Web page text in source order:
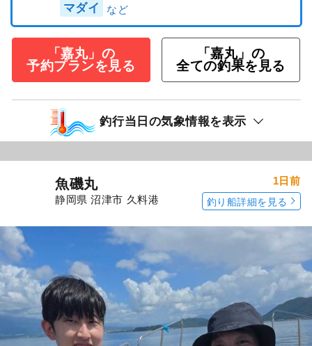
マダイ
「嘉丸」の
予約プランを見る
「嘉丸」の
全ての釣果を見る
釣行当日の気象情報を表示
魚磯丸
静岡県 沼津市 久料港
1日前
釣り船詳細を見る